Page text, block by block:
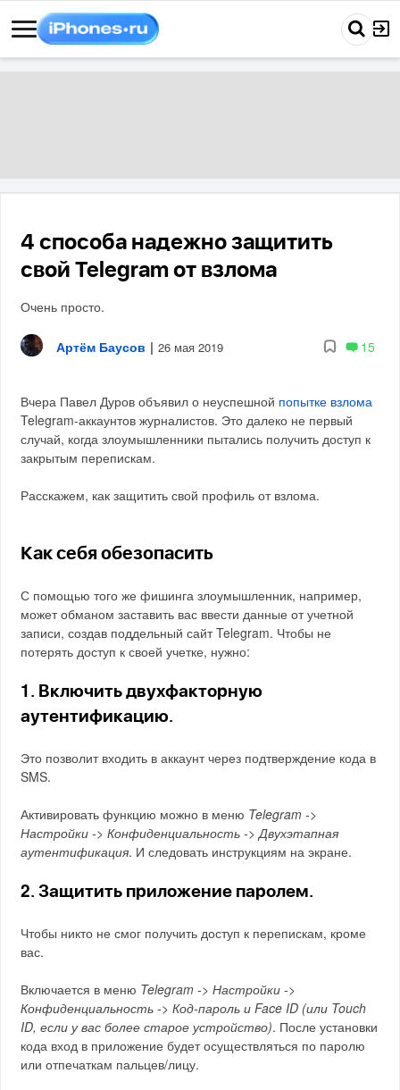
4 способа надежно защитить
свой Telegram от взлома
Очень просто.
Артём Баусов | 26 мая 2019 15
Вчера Павел Дуров объявил о неуспешной попытке взлома
Telegram-аккаунтов журналистов. Это далеко не первый
случай, когда злоумышленники пытались получить доступ к
закрытым перепискам.
Расскажем, как защитить свой профиль от взлома.
Как себя обезопасить
С помощью того же фишинга злоумышленник, например,
может обманом заставить вас ввести данные от учетной
записи, создав поддельный сайт Telegram. Чтобы не
потерять доступ к своей учетке, нужно:
1 . Включить двухфакторную
аутентификацию.
Это позволит входить в аккаунт через подтверждение кода в
SMS.
Активировать функцию можно в меню Telegram ->
Настройки -> Конфиденциальность -> Двухэтапная
аутентификация. И следовать инструкциям на экране.
2. Защитить приложение паролем.
Чтобы никто не смог получить доступ к перепискам, кроме
вас.
Включается в меню Telegram -> Настройки ->
Конфиденциальность -> Код-пароль и Face ID (или Touch
ID, если у вас более старое устройство). После установки
кода вход в приложение будет осуществляться по паролю
или отпечаткам пальцев/лицу.